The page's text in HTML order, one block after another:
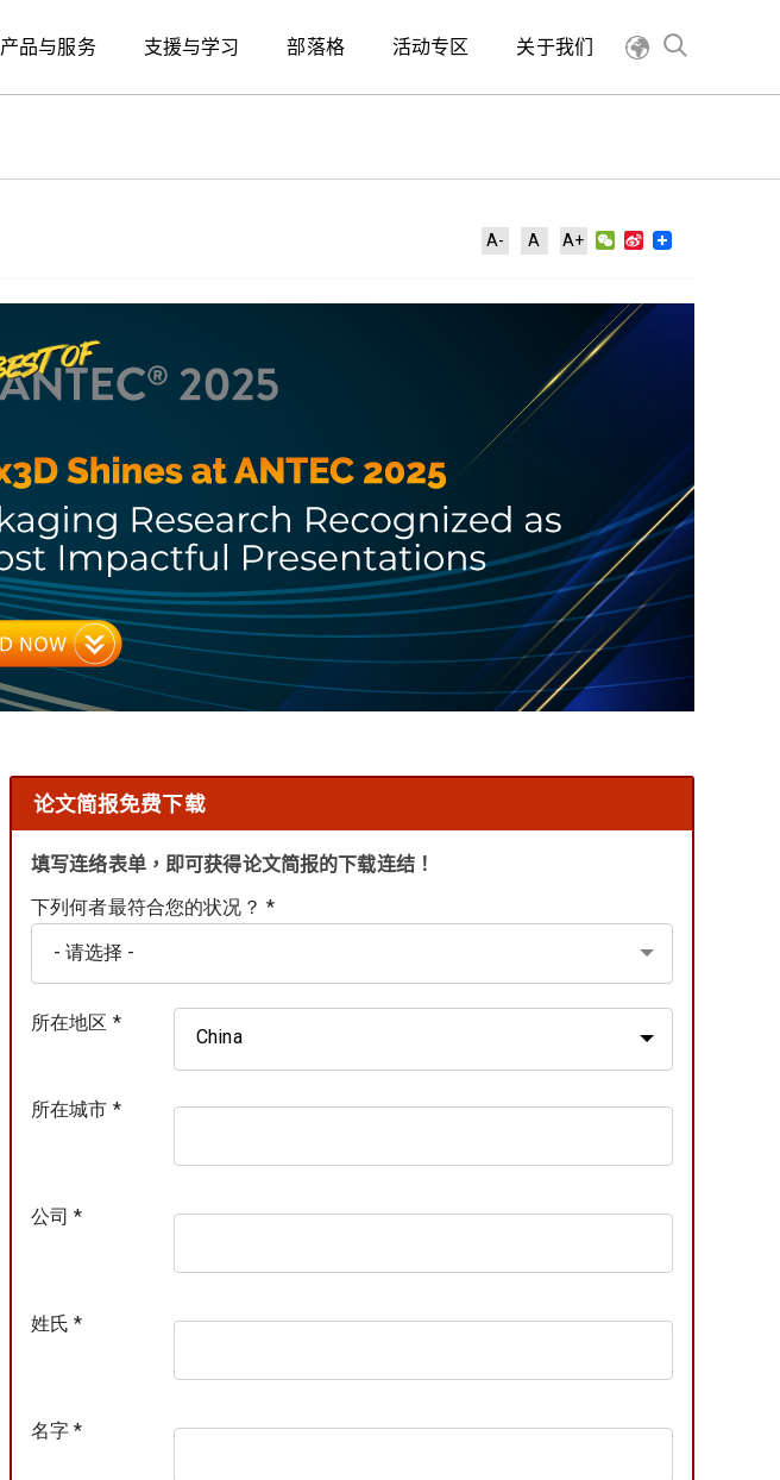
产品与服务 支援与学习 部落格 活动专区 关于我们
A- A A+ WeChat
Sina
论文简报免费下载
填写连络表单，即可获得论文简报的下载连结！
下列何者最符合您的状况？ *
所在地区 *
China
所在城市 *
公司 *
姓氏 *
名字 *